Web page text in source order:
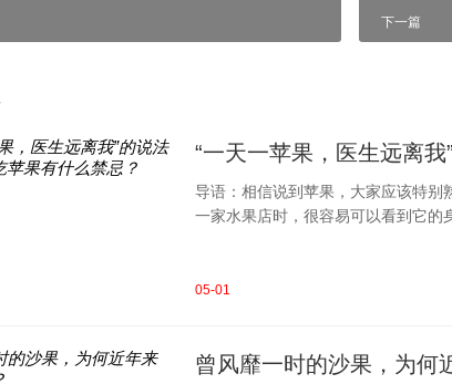
下一篇
“一天一苹果，医生远离我
导语：相信说到苹果，大家应该特别
一家水果店时，很容易可以看到它的
05-01
曾风靡一时的沙果，为何